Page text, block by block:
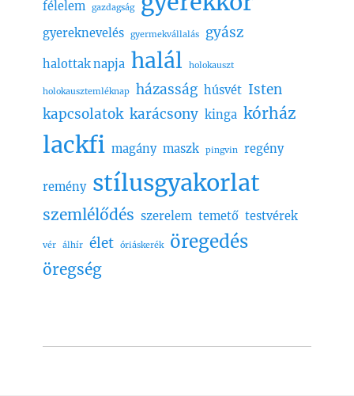
félelem gazdagság
gyereknevelés gyermekvállalás gyász
halottak napja halál holokauszt
holokausztemléknap házasság húsvét Isten
kapcsolatok karácsony kinga kórház
lackfi magány maszk pingvin regény
remény stílusgyakorlat
szemlélődés szerelem temető testvérek
vér álhír élet óriáskerék öregedés
öregség